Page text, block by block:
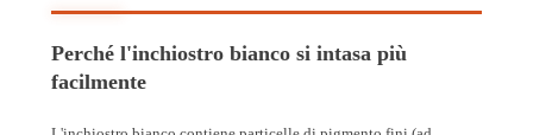
Perché l'inchiostro bianco si intasa più
facilmente